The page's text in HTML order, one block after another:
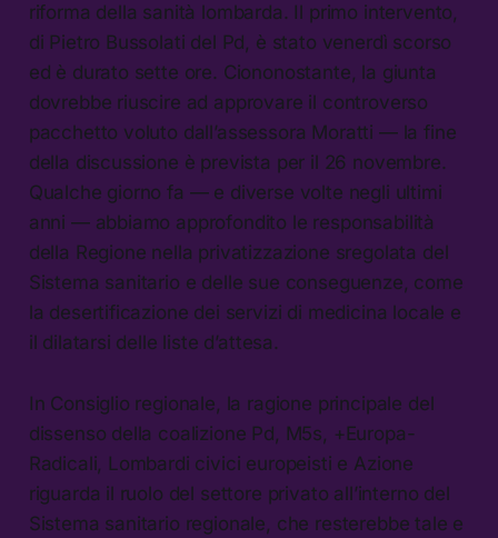
riforma della sanità lombarda. Il primo intervento,
di Pietro Bussolati del Pd, è stato venerdì scorso
ed è durato sette ore. Ciononostante, la giunta
dovrebbe riuscire ad approvare il controverso
pacchetto voluto dall’assessora Moratti — la fine
della discussione è prevista per il 26 novembre.
Qualche giorno fa — e diverse volte negli ultimi
anni — abbiamo approfondito le responsabilità
della Regione nella privatizzazione sregolata del
Sistema sanitario e delle sue conseguenze, come
la desertificazione dei servizi di medicina locale e
il dilatarsi delle liste d’attesa.
In Consiglio regionale, la ragione principale del
dissenso della coalizione Pd, M5s, +Europa-
Radicali, Lombardi civici europeisti e Azione
riguarda il ruolo del settore privato all’interno del
Sistema sanitario regionale, che resterebbe tale e